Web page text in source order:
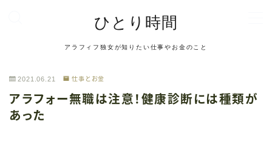
ひとり時間
アラフィフ独女が知りたい仕事やお金のこと
デモプリセット記事 #2
デモプリセット記事 #6
デモプリセット記事 #8
2021.06.21 仕事とお金
アラフォー無職は注意！健康診断には種類が
あった